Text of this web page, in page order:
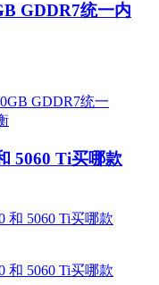
GDDR7统一内
5060 Ti买哪款